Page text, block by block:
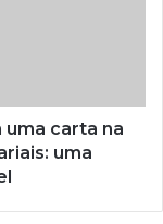
carta na
uma